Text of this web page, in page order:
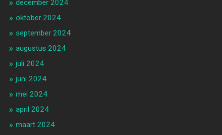
december 2024
oktober 2024
september 2024
augustus 2024
juli 2024
juni 2024
mei 2024
april 2024
maart 2024